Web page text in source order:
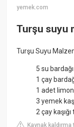
yemek.com
Turşu suyu
Turşu Suyu
5 su
1 çay
1 adet
3 yemek
2 çay
Kaynak kaldırma